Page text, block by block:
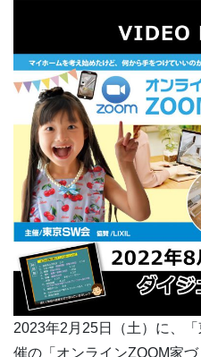
2023年2月25日（土）に、
催の「オンラインZOOM家